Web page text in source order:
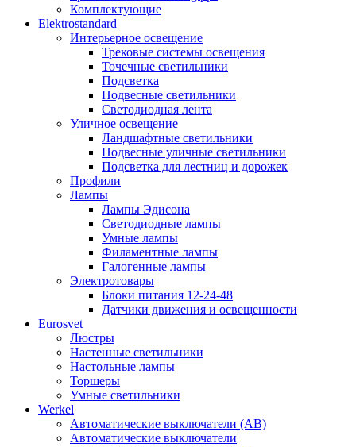
Комплектующие
Elektrostandard
Интерьерное освещение
Трековые системы освещения
Точечные светильники
Подсветка
Подвесные светильники
Светодиодная лента
Уличное освещение
Ландшафтные светильники
Подвесные уличные светильники
Подсветка для лестниц и дорожек
Профили
Лампы
Лампы Эдисона
Светодиодные лампы
Умные лампы
Филаментные лампы
Галогенные лампы
Электротовары
Блоки питания 12-24-48
Датчики движения и освещенности
Eurosvet
Люстры
Настенные светильники
Настольные лампы
Торшеры
Умные светильники
Werkel
Автоматические выключатели (АВ)
Автоматические выключатели